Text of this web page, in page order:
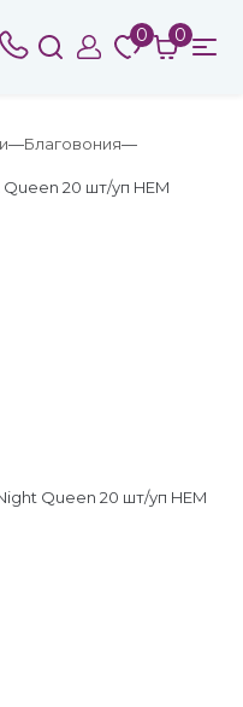
0 0
Благовония
20 шт/уп HEM